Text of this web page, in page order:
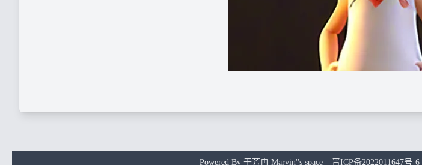
Powered By 于芳冉 Marvin''s space | 晋ICP备2022011647号-6